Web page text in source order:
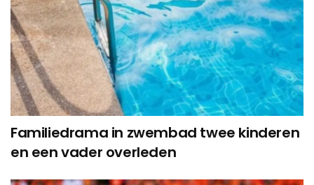
Familiedrama in zwembad twee kinderen
en een vader overleden